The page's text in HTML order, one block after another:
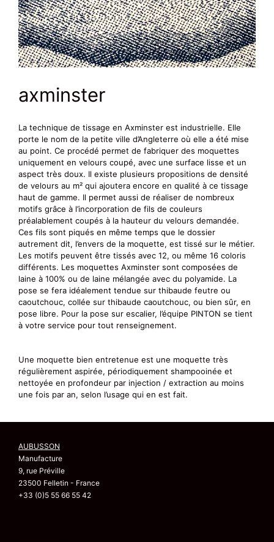
axminster
La technique de tissage en Axminster est industrielle. Elle
porte le nom de la petite ville d’Angleterre où elle a été mise
au point. Ce procédé permet de fabriquer des moquettes
uniquement en velours coupé, avec une surface lisse et un
aspect très doux. Il existe plusieurs propositions de densité
de velours au m² qui ajoutera encore en qualité à ce tissage
haut de gamme. Il permet aussi de réaliser de nombreux
motifs grâce à l’incorporation de fils de couleurs
préalablement coupés à la hauteur du velours demandée.
Ces fils sont piqués en même temps que le dossier
autrement dit, l’envers de la moquette, est tissé sur le métier.
Les motifs peuvent être tissés avec 12, ou même 16 coloris
différents. Les moquettes Axminster sont composées de
laine à 100% ou de laine mélangée avec du polyamide. La
pose se fera idéalement tendue sur thibaude feutre ou
caoutchouc, collée sur thibaude caoutchouc, ou bien sûr, en
pose libre. Pour la pose sur escalier, l’équipe PINTON se tient
à votre service pour tout renseignement.
Une moquette bien entretenue est une moquette très
régulièrement aspirée, périodiquement shampooinée et
nettoyée en profondeur par injection / extraction au moins
une fois par an, selon l’usage qui en est fait.
AUBUSSON
Manufacture
9, rue Préville
23500 Felletin - France
+33 (0)5 55 66 55 42